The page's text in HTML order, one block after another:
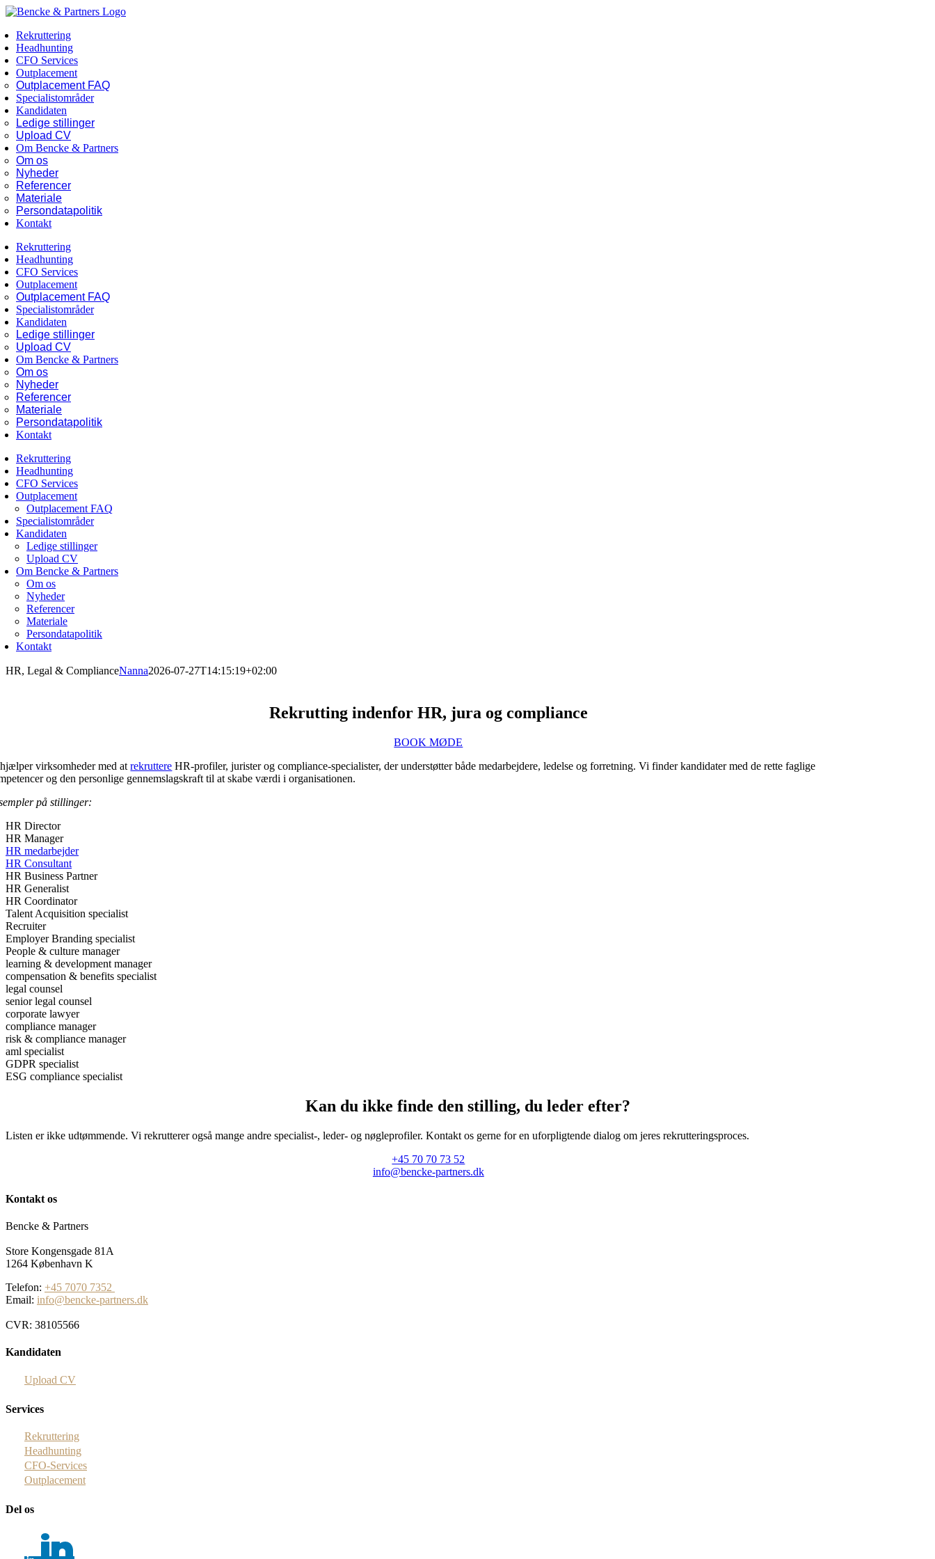
Skip
content
Facebook
LinkedIn
Rekruttering
Headhunting
CFO Services
Outplacement
Outplacement FAQ
Specialistområder
Kandidaten
Ledige stillinger
Upload CV
Om Bencke & Partners
Om os
Nyheder
Referencer
Materiale
Persondatapolitik
Kontakt
Rekruttering
Headhunting
CFO Services
Outplacement
Outplacement FAQ
Specialistområder
Kandidaten
Ledige stillinger
Upload CV
Om Bencke & Partners
Om os
Nyheder
Referencer
Materiale
Persondatapolitik
Kontakt
Rekruttering
Headhunting
CFO Services
Outplacement
Outplacement FAQ
Specialistområder
Kandidaten
Ledige stillinger
Upload CV
Om Bencke & Partners
Om os
Nyheder
Referencer
Materiale
Persondatapolitik
Kontakt
HR, Legal & ComplianceNanna2026-07-27T14:15:19+02:00
Rekrutting indenfor HR, jura og compliance
BOOK MØDE
virksomheder med atrekruttere HR-profiler, jurister og compliance-specialister, der understøtter både medarbejdere, ledelse og forretning. Vi finder kandidater med de rette faglige
og den personlige gennemslagskraft til at skabe værdi i organisationen.
på stillinger:
HR Director
HR Manager
HR medarbejder
HR Consultant
HR Business Partner
HR Generalist
HR Coordinator
Talent Acquisition specialist
Recruiter
Employer Branding specialist
People & culture manager
learning & development manager
compensation & benefits specialist
legal counsel
senior legal counsel
corporate lawyer
compliance manager
risk & compliance manager
aml specialist
GDPR specialist
ESG compliance specialist
Kan du ikke finde den stilling, du leder efter?
Listen er ikke udtømmende. Vi rekrutterer også mange andre specialist-, leder- og nøgleprofiler. Kontakt os gerne for en uforpligtende dialog om jeres rekrutteringsproces.
+45 70 70 73 52
info@bencke-partners.dk
Kontakt os
Bencke & Partners
Store Kongensgade 81A
1264 København K
Telefon: +45 7070 7352
Email: info@bencke-partners.dk
CVR: 38105566
Kandidaten
Upload CV
Services
Rekruttering
Headhunting
CFO-Services
Outplacement
Del os